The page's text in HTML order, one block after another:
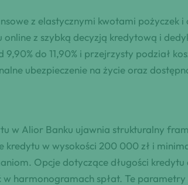
z elastycznymi kwotami pożyczek i
online z szybką decyzją kredytową i
do 11,90% i przejrzysty podział
ubezpieczenie na życie oraz
w Alior Banku ujawnia strukturalny
kredytu w wysokości 200 000 zł i
Opcje dotyczące długości
harmonogramach spłat. Te